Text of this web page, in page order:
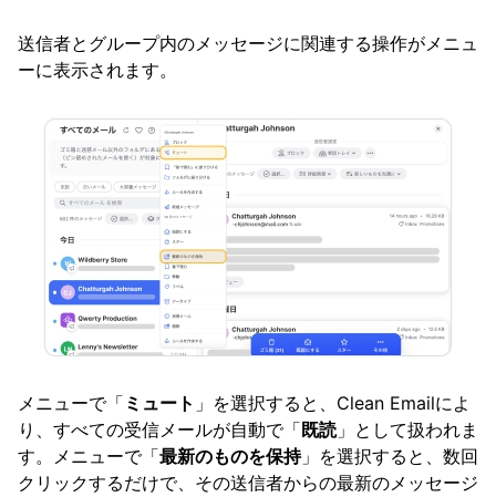
送信者とグループ内のメッセージに関連する操作がメニュ
ーに表示されます。
メニューで「 ミュート 」を選択すると、Clean Emailによ
り、すべての受信メールが自動で「既読」として扱われま
す。メニューで「最新のものを保持」を選択すると、数回
クリックするだけで、その送信者からの最新のメッセージ